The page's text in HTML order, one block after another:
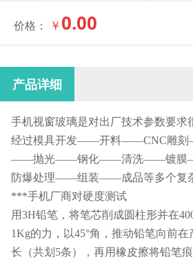
价格： ￥ 0.00
产品详细
手机视窗玻璃是对出厂技术参数要求
经过模具开发——开料——CNC雕
——抛光——钢化——清洗——镀
防爆处理——组装——成品等多个复
***手机厂商对硬度测试
用3H铅笔，将笔芯削成圆柱形并在
1Kg的力，以45°角，推动铅笔向前在
长（共划5条），再用橡皮擦将铅笔